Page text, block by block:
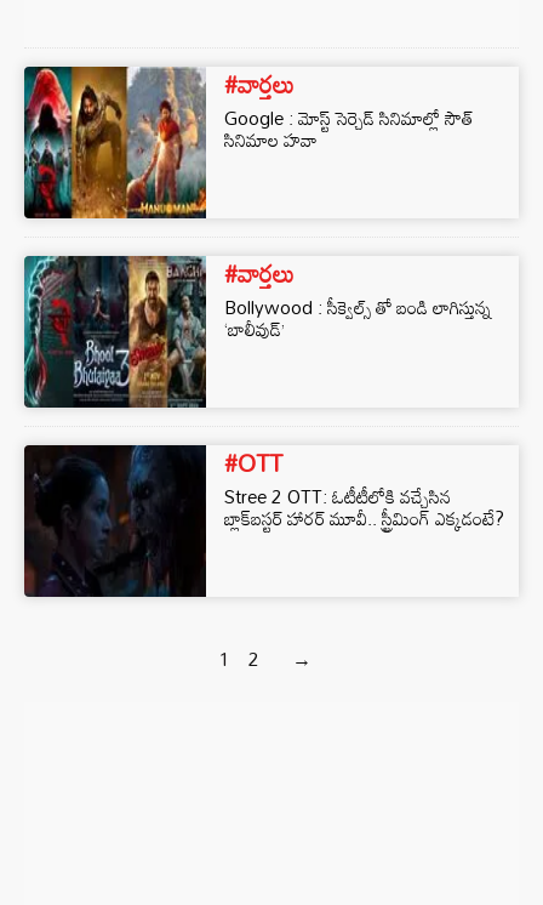
#వార్తలు
Google : మోస్ట్ సెర్చెడ్ సినిమాల్లో సౌత్
సినిమాల హవా
#వార్తలు
Bollywood : సీక్వెల్స్ తో బండి లాగిస్తున్న
‘బాలీవుడ్’
#OTT
Stree 2 OTT: ఓటీటీలోకి వచ్చేసిన
బ్లాక్‍బస్టర్ హారర్‌ మూవీ.. స్ట్రీమింగ్ ఎక్కడంటే?
1 2 →